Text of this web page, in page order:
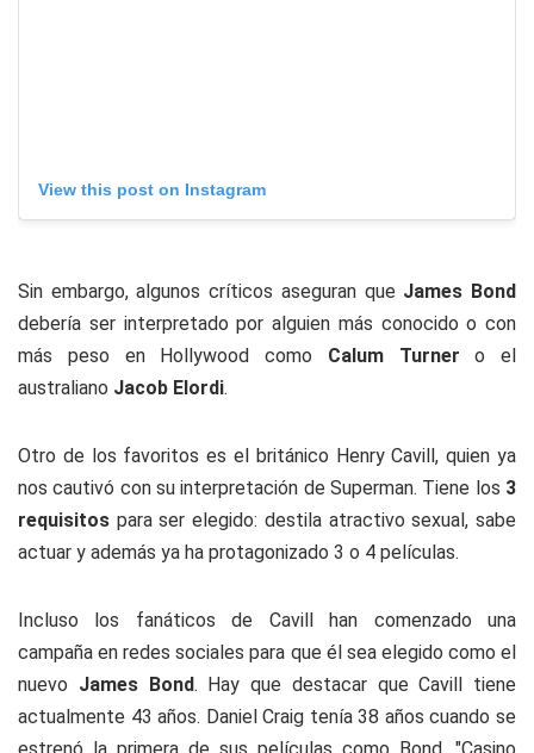
View this post on Instagram
Sin embargo, algunos críticos aseguran que James Bond
debería ser interpretado por alguien más conocido o con
más peso en Hollywood como Calum Turner o el
australiano Jacob Elordi.
Otro de los favoritos es el británico Henry Cavill, quien ya
nos cautivó con su interpretación de Superman. Tiene los 3
requisitos para ser elegido: destila atractivo sexual, sabe
actuar y además ya ha protagonizado 3 o 4 películas.
Incluso los fanáticos de Cavill han comenzado una
campaña en redes sociales para que él sea elegido como el
nuevo James Bond. Hay que destacar que Cavill tiene
actualmente 43 años. Daniel Craig tenía 38 años cuando se